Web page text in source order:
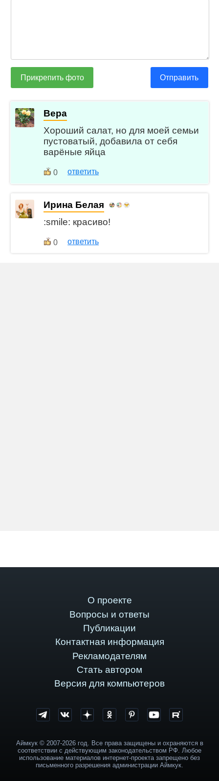
Прикрепить фото Отправить
Вера
Хороший салат, но для моей семьи
пустоватый, добавила от себя
варёные яйца
0 ответить
Ирина Белая
:smile: красиво!
0 ответить
О проекте
Вопросы и ответы
Публикации
Контактная информация
Рекламодателям
Стать автором
Версия для компьютеров
Аймкук © 2007-2026 год. Все права защищены и охраняются в
соответствии с действующим законодательством РФ. Любое
использование материалов интернет-проекта запрещено без
письменного разрешения администрации Аймкук.